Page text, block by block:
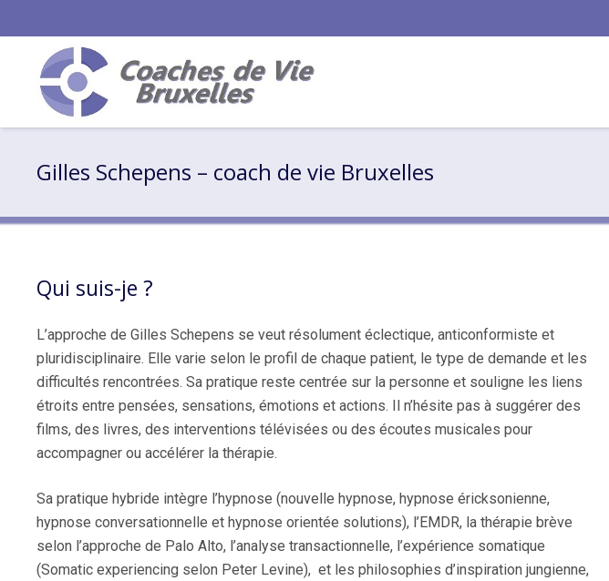
Gilles Schepens – coach de vie Bruxelles
Qui suis-je ?
L’approche de Gilles Schepens se veut résolument éclectique, anticonformiste et
pluridisciplinaire. Elle varie selon le profil de chaque patient, le type de demande et les
difficultés rencontrées. Sa pratique reste centrée sur la personne et souligne les liens
étroits entre pensées, sensations, émotions et actions. Il n’hésite pas à suggérer des
films, des livres, des interventions télévisées ou des écoutes musicales pour
accompagner ou accélérer la thérapie.
Sa pratique hybride intègre l’hypnose (nouvelle hypnose, hypnose éricksonienne,
hypnose conversationnelle et hypnose orientée solutions), l’EMDR, la thérapie brève
selon l’approche de Palo Alto, l’analyse transactionnelle, l’expérience somatique
(Somatic experiencing selon Peter Levine), et les philosophies d’inspiration jungienne,